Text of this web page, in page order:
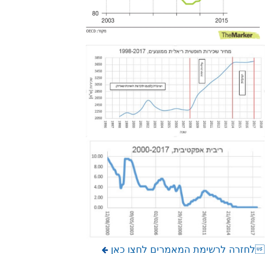
לחזרה לרשימת המאמרים לחצו כאן